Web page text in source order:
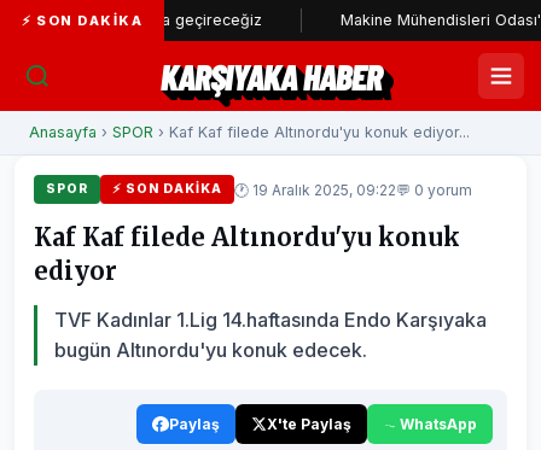
⚡ SON DAKIKA
stadı hayata geçireceğiz Makine Mühendisleri Odası'ndan
KARŞIYAKA HABER
Anasayfa › SPOR › Kaf Kaf filede Altınordu'yu konuk ediyor...
SPOR ⚡ SON DAKIKA 🕐 19 Aralık 2025, 09:22💬 0 yorum
Kaf Kaf filede Altınordu'yu konuk
ediyor
TVF Kadınlar 1.Lig 14.haftasında Endo Karşıyaka
bugün Altınordu'yu konuk edecek.
Paylaş X'te Paylaş WhatsApp